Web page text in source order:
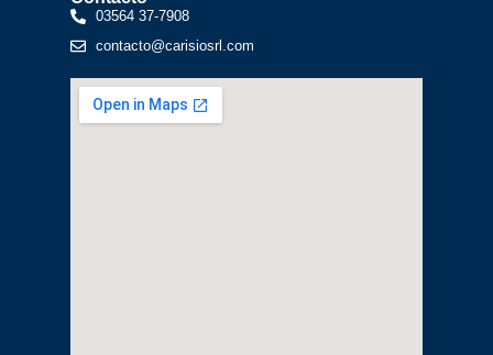
03564 37-7908
contacto@carisiosrl.com